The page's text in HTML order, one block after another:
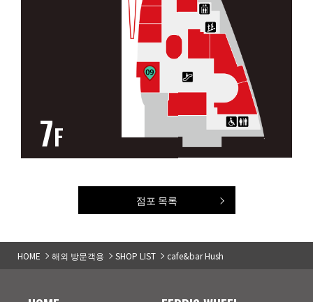
7F
점포 목록
HOME 해외 방문객용 SHOP LIST cafe&bar Hush